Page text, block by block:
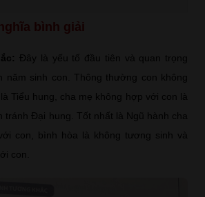
bình giải
Đây là yếu tố đầu tiên và quan trọng
năm sinh con. Thông thường con không
Tiểu hung, cha mẹ không hợp với con là
tránh Đại hung. Tốt nhất là Ngũ hành cha
con, bình hòa là không tương sinh và
con.